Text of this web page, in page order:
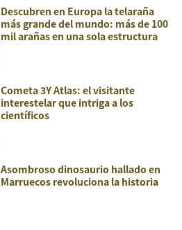
Descubren en Europa la telaraña
más grande del mundo: más de 100
mil arañas en una sola estructura
Cometa 3Y Atlas: el visitante
interestelar que intriga a los
científicos
Asombroso dinosaurio hallado en
Marruecos revoluciona la historia